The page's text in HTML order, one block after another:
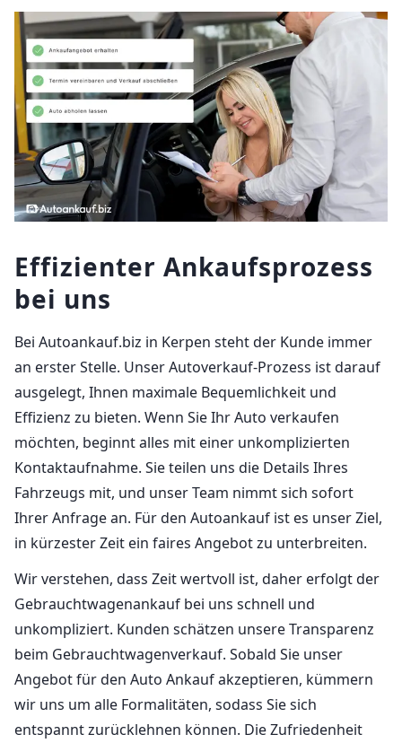
Effizienter Ankaufsprozess
bei uns
Bei Autoankauf.biz in Kerpen steht der Kunde immer
an erster Stelle. Unser Autoverkauf-Prozess ist darauf
ausgelegt, Ihnen maximale Bequemlichkeit und
Effizienz zu bieten. Wenn Sie Ihr Auto verkaufen
möchten, beginnt alles mit einer unkomplizierten
Kontaktaufnahme. Sie teilen uns die Details Ihres
Fahrzeugs mit, und unser Team nimmt sich sofort
Ihrer Anfrage an. Für den Autoankauf ist es unser Ziel,
in kürzester Zeit ein faires Angebot zu unterbreiten.
Wir verstehen, dass Zeit wertvoll ist, daher erfolgt der
Gebrauchtwagenankauf bei uns schnell und
unkompliziert. Kunden schätzen unsere Transparenz
beim Gebrauchtwagenverkauf. Sobald Sie unser
Angebot für den Auto Ankauf akzeptieren, kümmern
wir uns um alle Formalitäten, sodass Sie sich
entspannt zurücklehnen können. Die Zufriedenheit